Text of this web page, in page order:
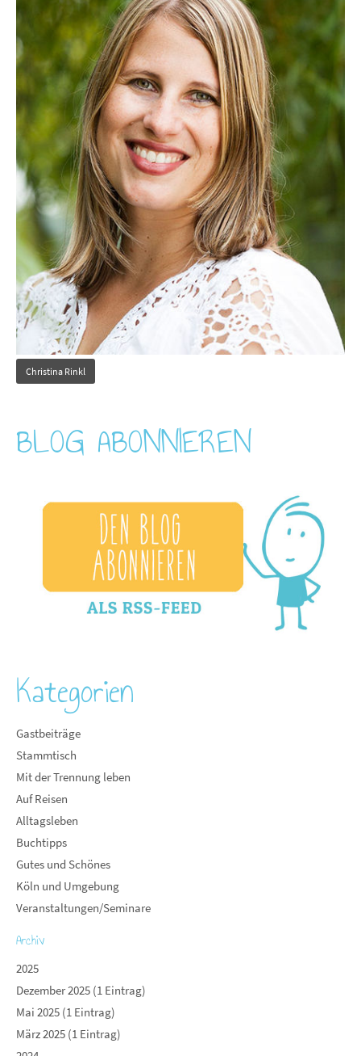
Christina Rinkl
BLOG ABONNIEREN
Kategorien
Gastbeiträge
Stammtisch
Mit der Trennung leben
Auf Reisen
Alltagsleben
Buchtipps
Gutes und Schönes
Köln und Umgebung
Veranstaltungen/Seminare
Archiv
2025
Dezember 2025 (1 Eintrag)
Mai 2025 (1 Eintrag)
März 2025 (1 Eintrag)